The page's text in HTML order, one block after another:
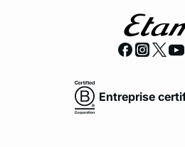
Entreprise